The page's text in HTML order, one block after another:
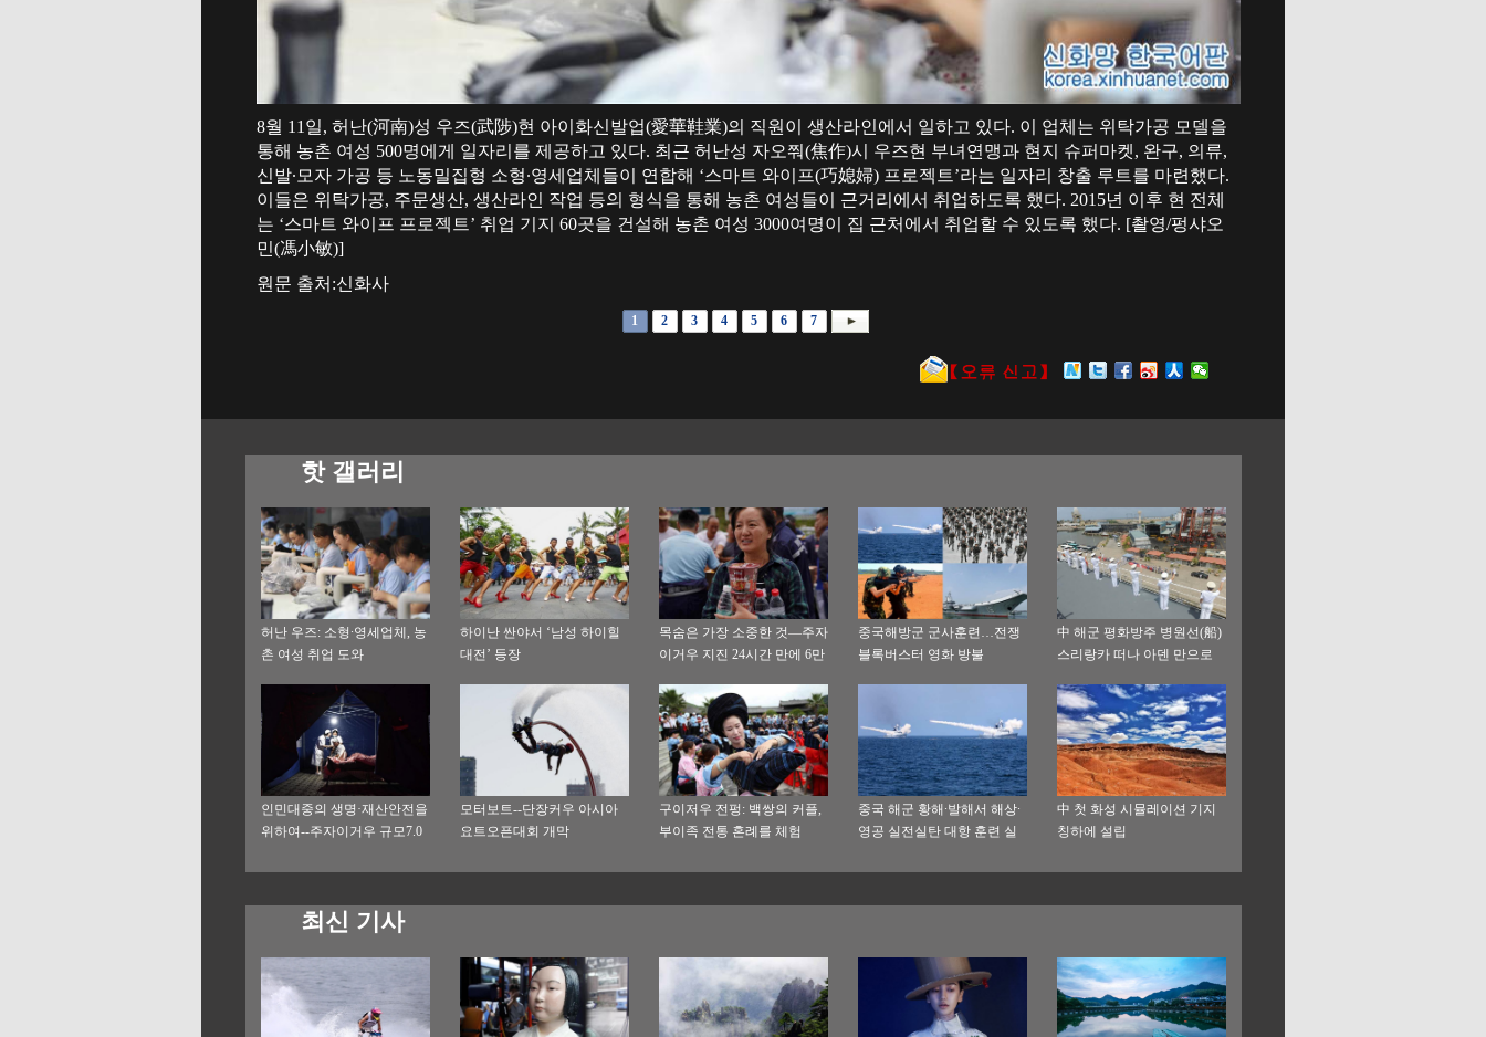
8월 11일, 허난(河南)성 우즈(武陟)현 아이화신발업(愛華鞋業)의 직원이 생산라인에서 일하고 있다. 이 업체는 위탁가공 모델을
통해 농촌 여성 500명에게 일자리를 제공하고 있다. 최근 허난성 자오쭤(焦作)시 우즈현 부녀연맹과 현지 슈퍼마켓, 완구, 의류,
신발∙모자 가공 등 노동밀집형 소형∙영세업체들이 연합해 ‘스마트 와이프(巧媳婦) 프로젝트’라는 일자리 창출 루트를 마련했다.
이들은 위탁가공, 주문생산, 생산라인 작업 등의 형식을 통해 농촌 여성들이 근거리에서 취업하도록 했다. 2015년 이후 현 전체
는 ‘스마트 와이프 프로젝트’ 취업 기지 60곳을 건설해 농촌 여성 3000여명이 집 근처에서 취업할 수 있도록 했다. [촬영/펑샤오
민(馮小敏)]
원문 출처:신화사
1 2 3 4 5 6 7
핫 갤러리
허난 우즈: 소형∙영세업체, 농
촌 여성 취업 도와
하이난 싼야서 ‘남성 하이힐
대전’ 등장
목숨은 가장 소중한 것—주자
이거우 지진 24시간 만에 6만
수 있었던 비하인드 스토리
중국해방군 군사훈련…전쟁
블록버스터 영화 방불
中 해군 평화방주 병원선(船)
스리랑카 떠나 아덴 만으로
인민대중의 생명·재산안전을
위하여--주자이거우 규모7.0
모터보트--단장커우 아시아
요트오픈대회 개막
구이저우 전펑: 백쌍의 커플,
부이족 전통 혼례를 체험
중국 해군 황해∙발해서 해상∙
영공 실전실탄 대항 훈련 실
실제 발사
中 첫 화성 시뮬레이션 기지
칭하에 설립
최신 기사